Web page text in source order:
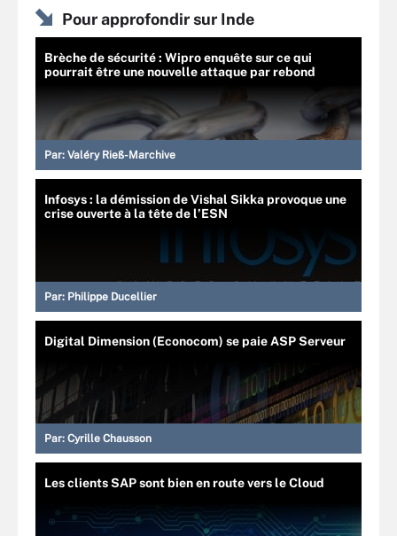
Pour approfondir sur Inde
Brèche de sécurité : Wipro enquête sur ce qui
pourrait être une nouvelle attaque par rebond
Par: Valéry Rieß-Marchive
Infosys : la démission de Vishal Sikka provoque une
crise ouverte à la tête de l’ESN
Par: Philippe Ducellier
Digital Dimension (Econocom) se paie ASP Serveur
Par: Cyrille Chausson
Les clients SAP sont bien en route vers le Cloud